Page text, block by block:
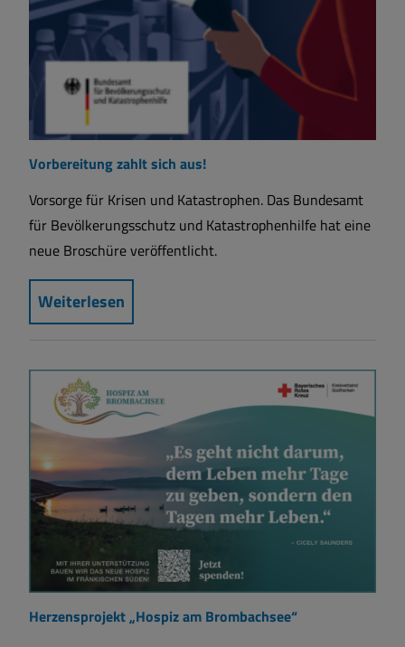
Vorbereitung zahlt sich aus!
Vorsorge für Krisen und Katastrophen. Das Bundesamt
für Bevölkerungsschutz und Katastrophenhilfe hat eine
neue Broschüre veröffentlicht.
Weiterlesen
Herzensprojekt „Hospiz am Brombachsee“